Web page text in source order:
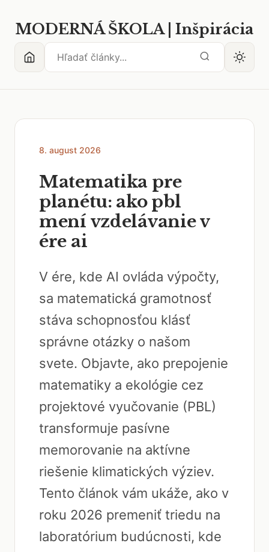
MODERNÁ ŠKOLA | Inšpirácia
8. august 2026
Matematika pre
planétu: ako pbl
mení vzdelávanie v
ére ai
V ére, kde AI ovláda výpočty,
sa matematická gramotnosť
stáva schopnosťou klásť
správne otázky o našom
svete. Objavte, ako prepojenie
matematiky a ekológie cez
projektové vyučovanie (PBL)
transformuje pasívne
memorovanie na aktívne
riešenie klimatických výziev.
Tento článok vám ukáže, ako v
roku 2026 premeniť triedu na
laboratórium budúcnosti, kde